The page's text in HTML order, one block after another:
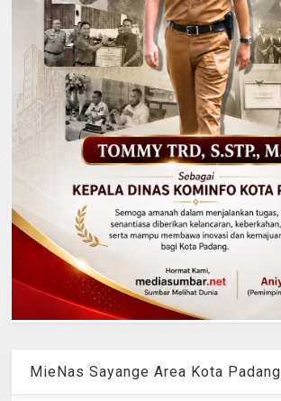
MieNas Sayange Area Kota Padang